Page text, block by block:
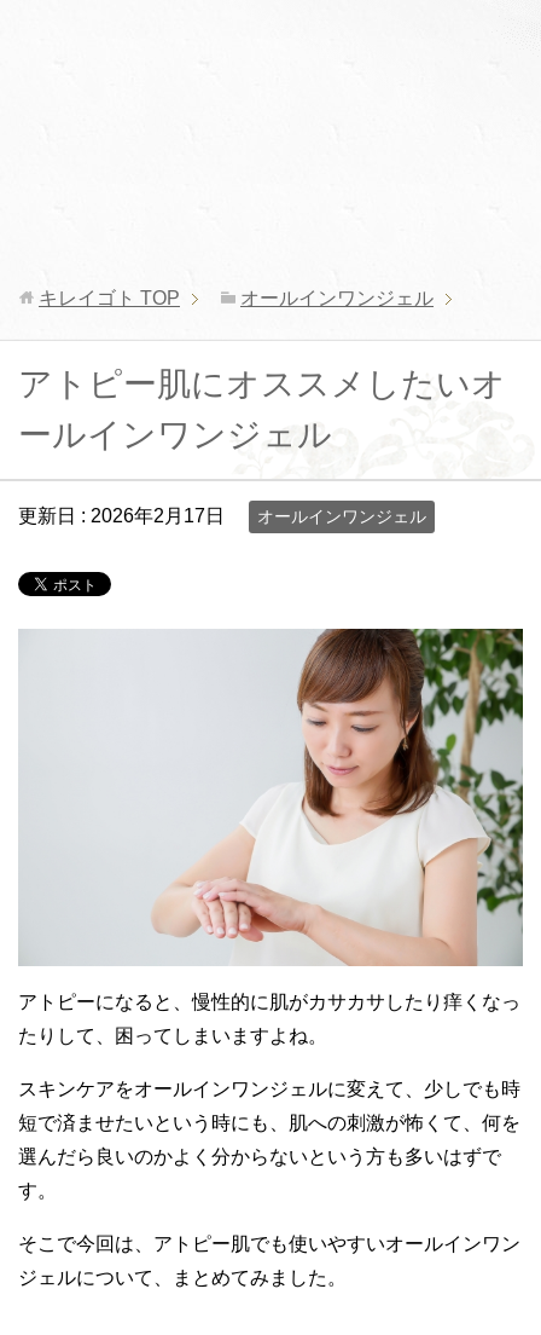
キレイゴト TOP オールインワンジェル
アトピー肌にオススメしたいオ
ールインワンジェル
更新日 : 2026年2月17日 オールインワンジェル
アトピーになると、慢性的に肌がカサカサしたり痒くなっ
たりして、困ってしまいますよね。
スキンケアをオールインワンジェルに変えて、少しでも時
短で済ませたいという時にも、肌への刺激が怖くて、何を
選んだら良いのかよく分からないという方も多いはずで
す。
そこで今回は、アトピー肌でも使いやすいオールインワン
ジェルについて、まとめてみました。